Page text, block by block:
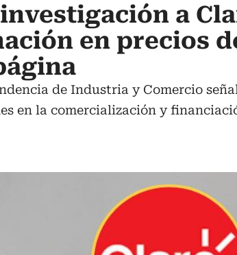
a
en precios
de Industria y Comercio
en la comercialización y